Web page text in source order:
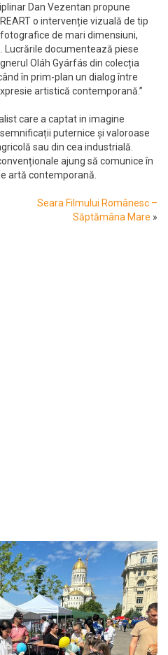
Dan Vezentan propune
o intervenție vizuală de tip
de mari dimensiuni,
Lucrările documentează piese
Oláh Gyárfás din colecția
în prim-plan un dialog între
artistică contemporană.”
care a captat in imagine
puternice și valoroase
sau din cea industrială.
ajung să comunice în
artă contemporană.
Seara Filmului Românesc –
Săptămâna Mare »